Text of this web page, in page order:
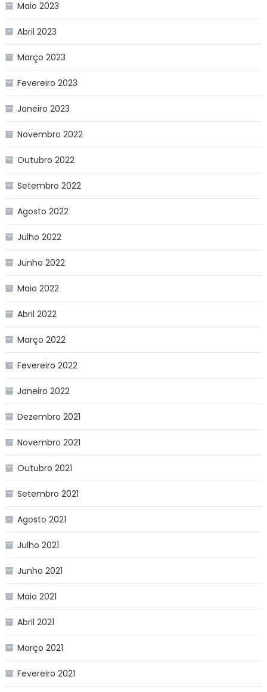
Maio 2023
Abril 2023
Março 2023
Fevereiro 2023
Janeiro 2023
Novembro 2022
Outubro 2022
Setembro 2022
Agosto 2022
Julho 2022
Junho 2022
Maio 2022
Abril 2022
Março 2022
Fevereiro 2022
Janeiro 2022
Dezembro 2021
Novembro 2021
Outubro 2021
Setembro 2021
Agosto 2021
Julho 2021
Junho 2021
Maio 2021
Abril 2021
Março 2021
Fevereiro 2021